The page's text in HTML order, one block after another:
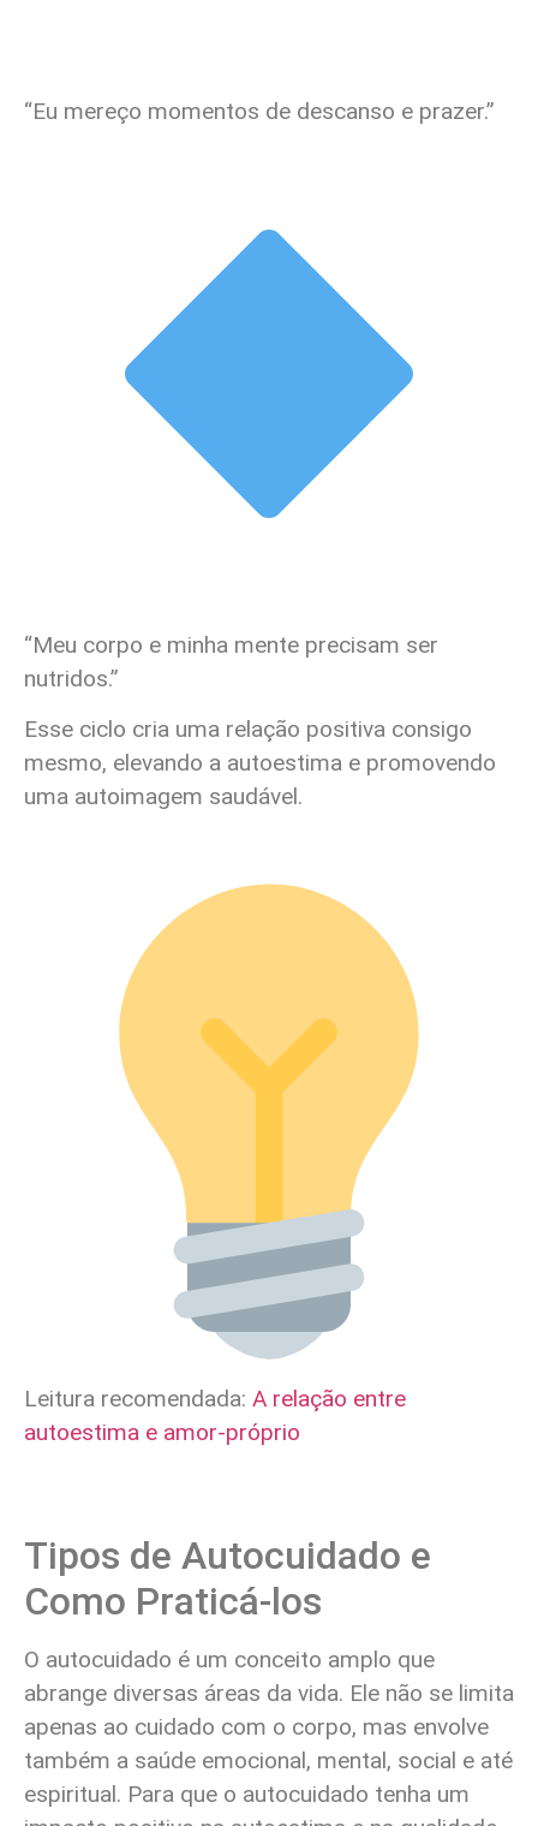
“Eu mereço momentos de descanso e prazer.”
“Meu corpo e minha mente precisam ser
nutridos.”
Esse ciclo cria uma relação positiva consigo
mesmo, elevando a autoestima e promovendo
uma autoimagem saudável.
Leitura recomendada: A relação entre
autoestima e amor-próprio
Tipos de Autocuidado e
Como Praticá-los
O autocuidado é um conceito amplo que
abrange diversas áreas da vida. Ele não se limita
apenas ao cuidado com o corpo, mas envolve
também a saúde emocional, mental, social e até
espiritual. Para que o autocuidado tenha um